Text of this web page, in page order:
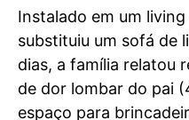
Instalado em um living
substituiu um sofá de
dias, a família relatou
de dor lombar do pai
espaço para